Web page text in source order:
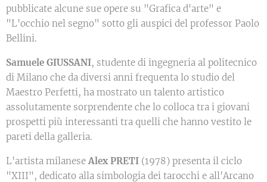
pubblicate alcune sue opere su "Grafica d'arte" e
"L'occhio nel segno" sotto gli auspici del professor Paolo
Bellini.
Samuele GIUSSANI, studente di ingegneria al politecnico
di Milano che da diversi anni frequenta lo studio del
Maestro Perfetti, ha mostrato un talento artistico
assolutamente sorprendente che lo colloca tra i giovani
prospetti più interessanti tra quelli che hanno vestito le
pareti della galleria.
L'artista milanese Alex PRETI (1978) presenta il ciclo
"XIII", dedicato alla simbologia dei tarocchi e all'Arcano